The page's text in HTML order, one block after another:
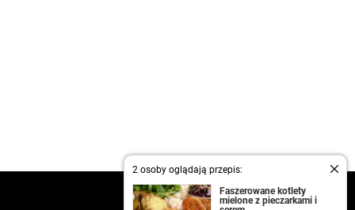
2 osoby oglądają przepis:
Faszerowane kotlety
mielone z pieczarkami i
kontakt